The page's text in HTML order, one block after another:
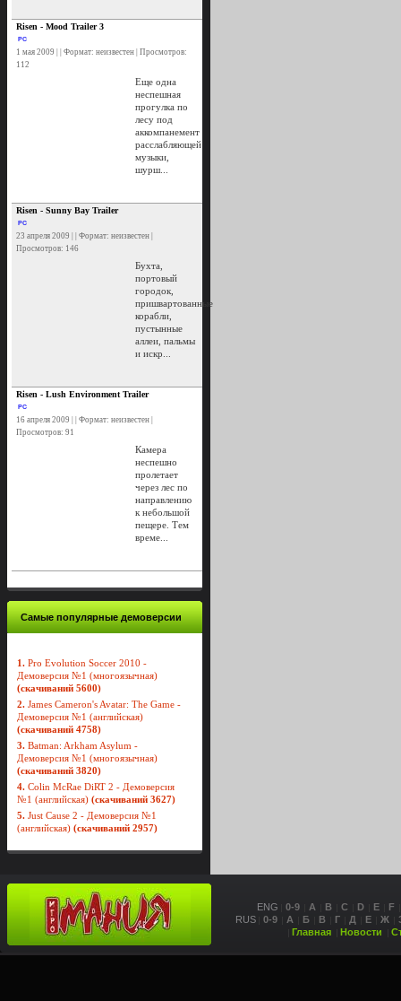
Risen - Mood Trailer 3
PC
1 мая 2009 | | Формат: неизвестен | Просмотров:
112
Еще одна
неспешная
прогулка по
лесу под
аккомпанемент
расслабляющей
музыки,
шурш...
Risen - Sunny Bay Trailer
PC
23 апреля 2009 | | Формат: неизвестен |
Просмотров: 146
Бухта,
портовый
городок,
пришвартованные
корабли,
пустынные
аллеи, пальмы
и искр...
Risen - Lush Environment Trailer
PC
16 апреля 2009 | | Формат: неизвестен |
Просмотров: 91
Камера
неспешно
пролетает
через лес по
направлению
к небольшой
пещере. Тем
време...
Самые популярные демоверсии
1. Pro Evolution Soccer 2010 -
Демоверсия №1 (многоязычная)
(скачиваний 5600)
2. James Cameron's Avatar: The Game -
Демоверсия №1 (английская)
(скачиваний 4758)
3. Batman: Arkham Asylum -
Демоверсия №1 (многоязычная)
(скачиваний 3820)
4. Colin McRae DiRT 2 - Демоверсия
№1 (английская) (скачиваний 3627)
5. Just Cause 2 - Демоверсия №1
(английская) (скачиваний 2957)
ENG 0-9 A B C D E
F
RUS
0-9 А Б В Г Д Е Ж
Главная
Новости